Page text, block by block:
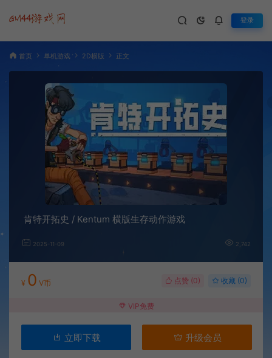
登录
首页 单机游戏 2D横版 正文
肯特开拓史 / Kentum 横版生存动作游戏
2025-11-09 2,742
¥ 0 V币 点赞 (0) 收藏 (0)
VIP免费
立即下载 升级会员